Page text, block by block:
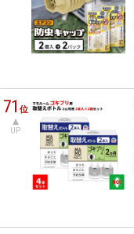
71位
UP